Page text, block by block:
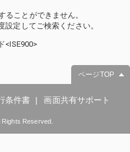
ることができません。
設定してご検索ください。
<ISE900>
ページTOP
条件書 画面共有サポート
Reserved.